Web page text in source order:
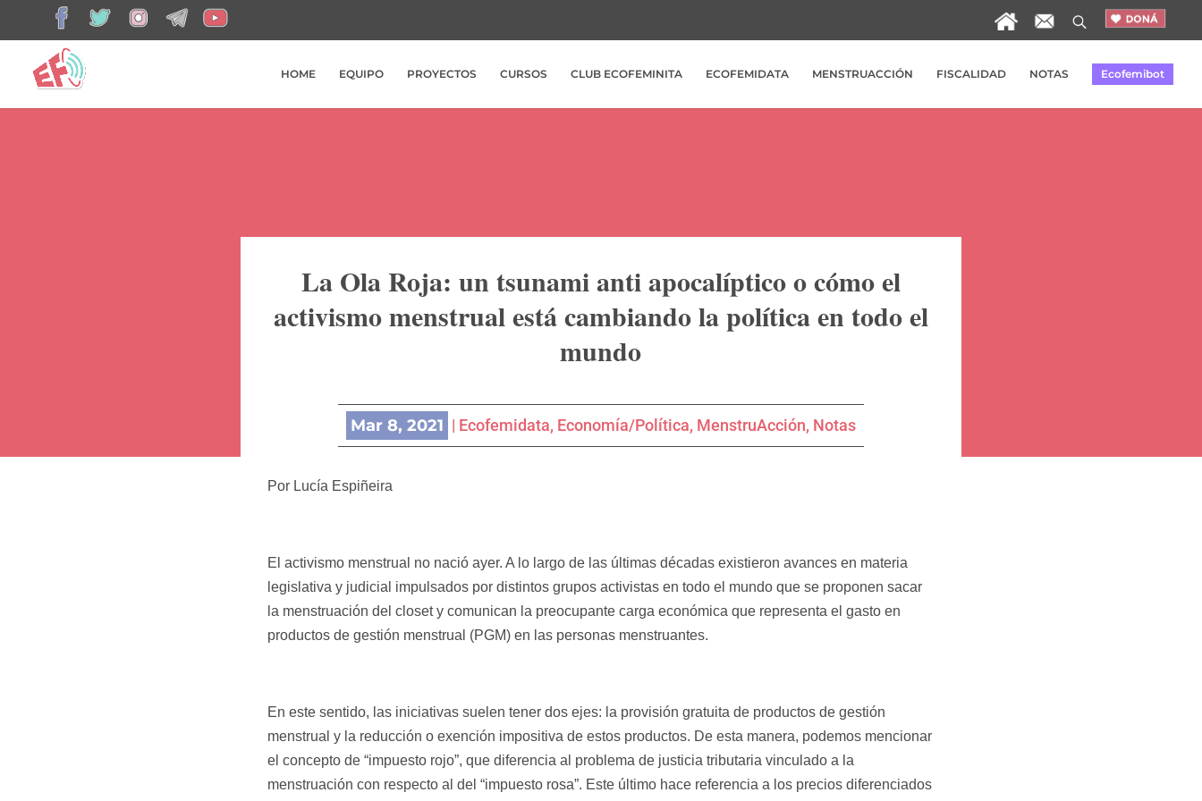
HOME EQUIPO PROYECTOS CURSOS CLUB ECOFEMINITA ECOFEMIDATA MENSTRUACCIÓN FISCALIDAD NOTAS Ecofemibot
La Ola Roja: un tsunami anti apocalíptico o
cómo el activismo menstrual está cambiando la
política en todo el mundo
Mar 8, 2021 | Ecofemidata, Economía/Política, MenstruAcción, Notas
Por Lucía Espiñeira
El activismo menstrual no nació ayer. A lo largo de las últimas décadas existieron avances en materia
legislativa y judicial impulsados por distintos grupos activistas en todo el mundo que se proponen sacar
la menstruación del closet y comunican la preocupante carga económica que representa el gasto en
productos de gestión menstrual (PGM) en las personas menstruantes.
En este sentido, las iniciativas suelen tener dos ejes: la provisión gratuita de productos de gestión
menstrual y la reducción o exención impositiva de estos productos. De esta manera, podemos mencionar
el concepto de “impuesto rojo”, que diferencia al problema de justicia tributaria vinculado a la
menstruación con respecto al del “impuesto rosa”. Este último hace referencia a los precios diferenciados